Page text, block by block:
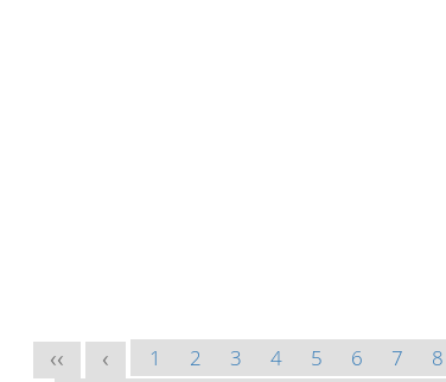
<< < 1 2 3 4 5 6 7 8